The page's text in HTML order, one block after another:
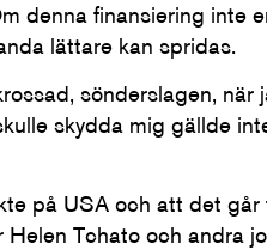
denna finansiering inte
lättare kan spridas.
sönderslagen,
skydda mig gällde
på USA och att det
Helen Tchato och andra